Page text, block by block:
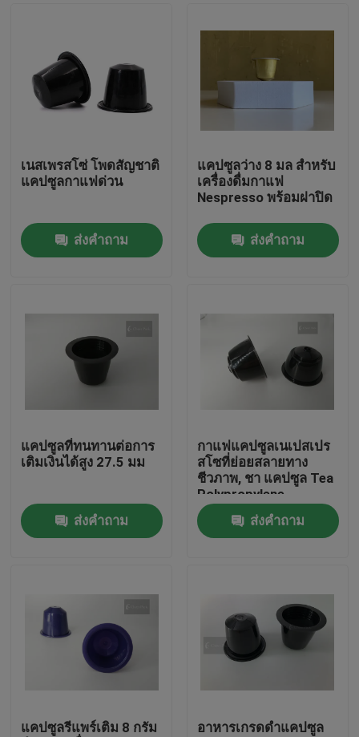
ทัวร์โรงงาน
การควบคุมคุณภาพ
ขอทุน
ฝาครอบพ่นพลาสติก
ฝาขวดพลาสติก
เนสเพรสโซ่ โพดสัญชาติ
แคปซูลกาแฟด่วน
ส่งคำถาม
แคปซูลว่าง 8 มล สําหรับ
เครื่องดื่มกาแฟ
Nespresso พร้อมฝาปิด
ส่งคำถาม
แคปซูลที่ทนทานต่อการ
เติมเงินได้สูง 27.5 มม
ส่งคำถาม
กาแฟแคปซูลเนเปสเปร
สโซที่ย่อยสลายทาง
ชีวภาพ, ชา แคปซูล Tea
Polypropylene
ส่งคำถาม
แคปซูลรีแพร์เติม 8 กรัม
อาหารเกรดดำแคปซูล